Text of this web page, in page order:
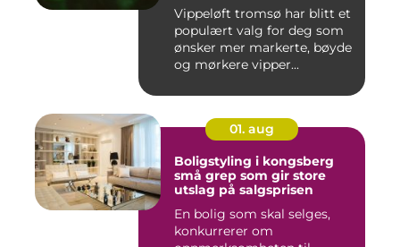
Vippeløft tromsø har blitt et
populært valg for deg som
ønsker mer markerte, bøyde
og mørkere vipper...
01. aug
Boligstyling i kongsberg
små grep som gir store
utslag på salgsprisen
En bolig som skal selges,
konkurrerer om